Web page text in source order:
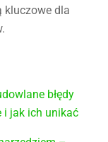
kluczowe dla
błędy
i jak ich unikać